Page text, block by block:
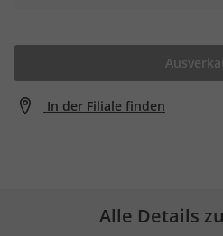
In der Filiale finden
Alle Details